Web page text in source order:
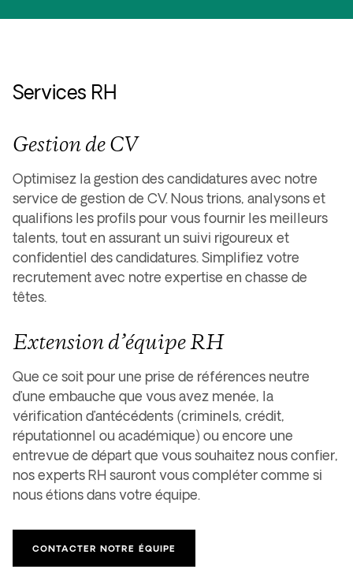
Services RH
Gestion de CV
Optimisez la gestion des candidatures avec notre
service de gestion de CV. Nous trions, analysons et
qualifions les profils pour vous fournir les meilleurs
talents, tout en assurant un suivi rigoureux et
confidentiel des candidatures. Simplifiez votre
recrutement avec notre expertise en chasse de
têtes.
Extension d’équipe RH
Que ce soit pour une prise de références neutre
d’une embauche que vous avez menée, la
vérification d’antécédents (criminels, crédit,
réputationnel ou académique) ou encore une
entrevue de départ que vous souhaitez nous confier,
nos experts RH sauront vous compléter comme si
nous étions dans votre équipe.
CONTACTER NOTRE ÉQUIPE